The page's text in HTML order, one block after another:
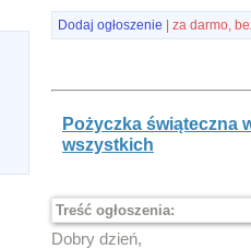
Dodaj ogłoszenie | za darmo,
Pożyczka świąteczna
wszystkich
Treść ogłoszenia:
Dobry dzień,